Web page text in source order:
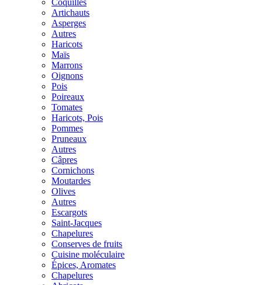
Coquilles
Artichauts
Asperges
Autres
Haricots
Maïs
Marrons
Oignons
Pois
Poireaux
Tomates
Haricots, Pois
Pommes
Pruneaux
Autres
Câpres
Cornichons
Moutardes
Olives
Autres
Escargots
Saint-Jacques
Chapelures
Conserves de fruits
Cuisine moléculaire
Épices, Aromates
Chapelures